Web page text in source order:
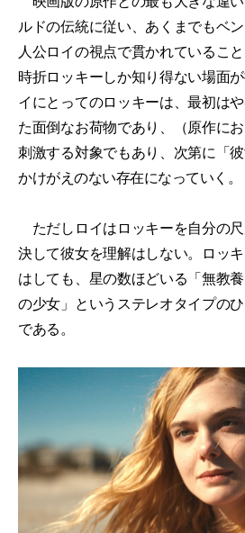
ルドの伝統に従い、あくまでもベ
人公ロイの視点で貫かれているこ
時折ロッキーしか知り得ない場面
イにとってのロッキーは、最初は
た面倒なお荷物であり、（原作に
刺激する対象でもあり、次第に「
かけがえのない存在になっていく。
ただしロイはロッキーを自分の尺
決して彼女を理解はしない。ロッ
はしても、星の数ほどいる「無教
の少女」というステレオタイプの
である。